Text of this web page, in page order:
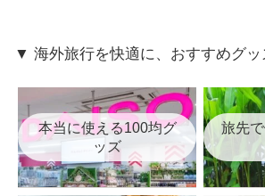
▼ 海外旅行を快適に、おすすめグッ
本当に使える100均グ
ッズ
旅先